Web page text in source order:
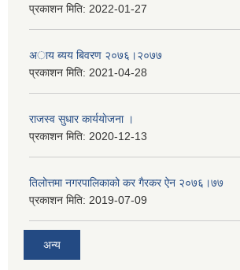
प्रकाशन मिति: 2022-01-27
अाय ब्यय बिवरण २०७६।२०७७
प्रकाशन मिति: 2021-04-28
राजस्व सुधार कार्ययाेजना ।
प्रकाशन मिति: 2020-12-13
तिलोत्तमा नगरपालिकाको कर गैरकर ऐन २०७६।७७
प्रकाशन मिति: 2019-07-09
अन्य